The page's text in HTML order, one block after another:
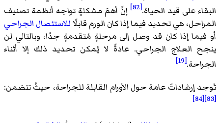
البقاء على قيد الحياة.[82]
إنَّ أهمَ مشكلةٍ تواجه أنظمة تصنيف
المراحل، هي تحديد فيما إذا كان الورم قابلًاللاستئصال الجراحي
أو فيما إذا كان قد وصل إلى مرحلةٍ مُتقدمةٍ جدًا، وبالتالي لن
ينجح العلاج الجراحي. عادةً لا يُمكن تحديد ذلك إلا أثناء
الجراحة.[19]
تُوجد إرشاداتٌ عامة حول الأورام القابلة للجراحة، حيثُ تتضمن:
[83]
[84]